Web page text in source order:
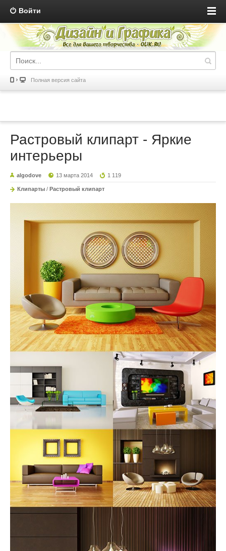
Войти
Полная версия сайта
Растровый клипарт - Яркие
интерьеры
algodove 13 марта 2014 1 119
Клипарты / Растровый клипарт